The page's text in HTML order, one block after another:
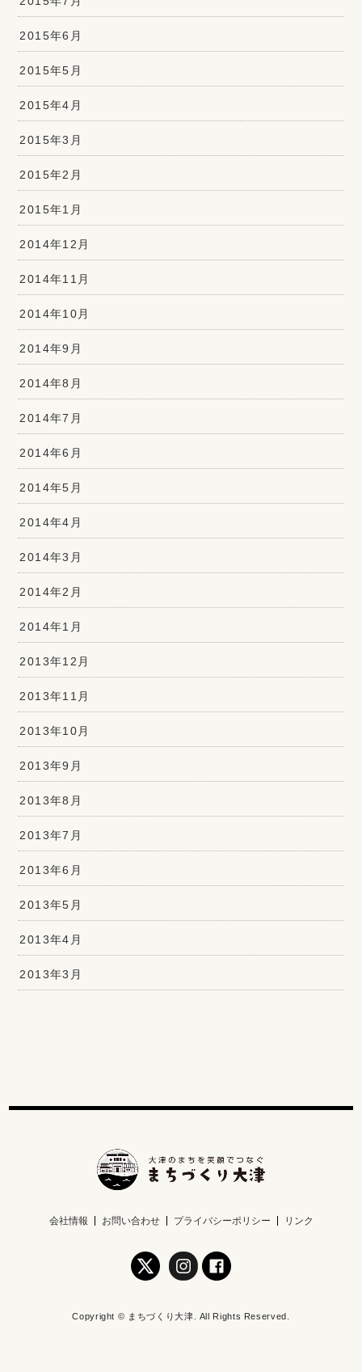
2015年6月
2015年5月
2015年4月
2015年3月
2015年2月
2015年1月
2014年12月
2014年11月
2014年10月
2014年9月
2014年8月
2014年7月
2014年6月
2014年5月
2014年4月
2014年3月
2014年2月
2014年1月
2013年12月
2013年11月
2013年10月
2013年9月
2013年8月
2013年7月
2013年6月
2013年5月
2013年4月
2013年3月
会社情報 お問い合わせ プライバシーポリシー リンク
Copyright © まちづくり大津. All Rights Reserved.